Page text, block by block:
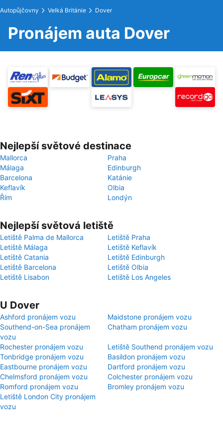
Autopůjčovny Velká Británie Dover
Pronájem auta Dover
Nejlepší světové destinace
Mallorca
Praha
Málaga
Edinburgh
Barcelona
Katánie
Keflavík
Olbia
Řím
Londýn
Nejlepší světová letiště
Letiště Palma de Mallorca
Letiště Praha
Letiště Málaga
Letiště Keflavík
Letiště Catania
Letiště Edinburgh
Letiště Barcelona
Letiště Olbia
Letiště Lisabon
Letiště Los Angeles
U Dover
Ashford pronájem vozu
Maidstone pronájem vozu
Southend-on-Sea pronájem
vozu
Chatham pronájem vozu
Rochester pronájem vozu
Letiště Southend pronájem vozu
Tonbridge pronájem vozu
Basildon pronájem vozu
Eastbourne pronájem vozu
Dartford pronájem vozu
Chelmsford pronájem vozu
Colchester pronájem vozu
Romford pronájem vozu
Bromley pronájem vozu
Letiště London City pronájem
vozu